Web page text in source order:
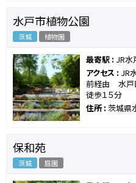
水戸市植物公園
茨城 植物園
最寄駅 : JR水
アクセス : JR
前経由 水戸
徒歩１５分
住所 : 茨城県
保和苑
茨城 庭園